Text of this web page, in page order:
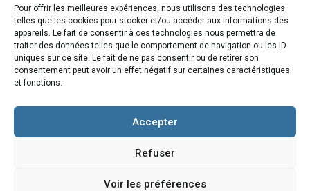
Pour offrir les meilleures expériences, nous utilisons des technologies
telles que les cookies pour stocker et/ou accéder aux informations des
appareils. Le fait de consentir à ces technologies nous permettra de
traiter des données telles que le comportement de navigation ou les ID
uniques sur ce site. Le fait de ne pas consentir ou de retirer son
consentement peut avoir un effet négatif sur certaines caractéristiques
et fonctions.
Accepter
Refuser
Voir les préférences
Ouvertdu lundi au Vendredi
de 9H30 à 19H
et le Samedi de 10H à 19H